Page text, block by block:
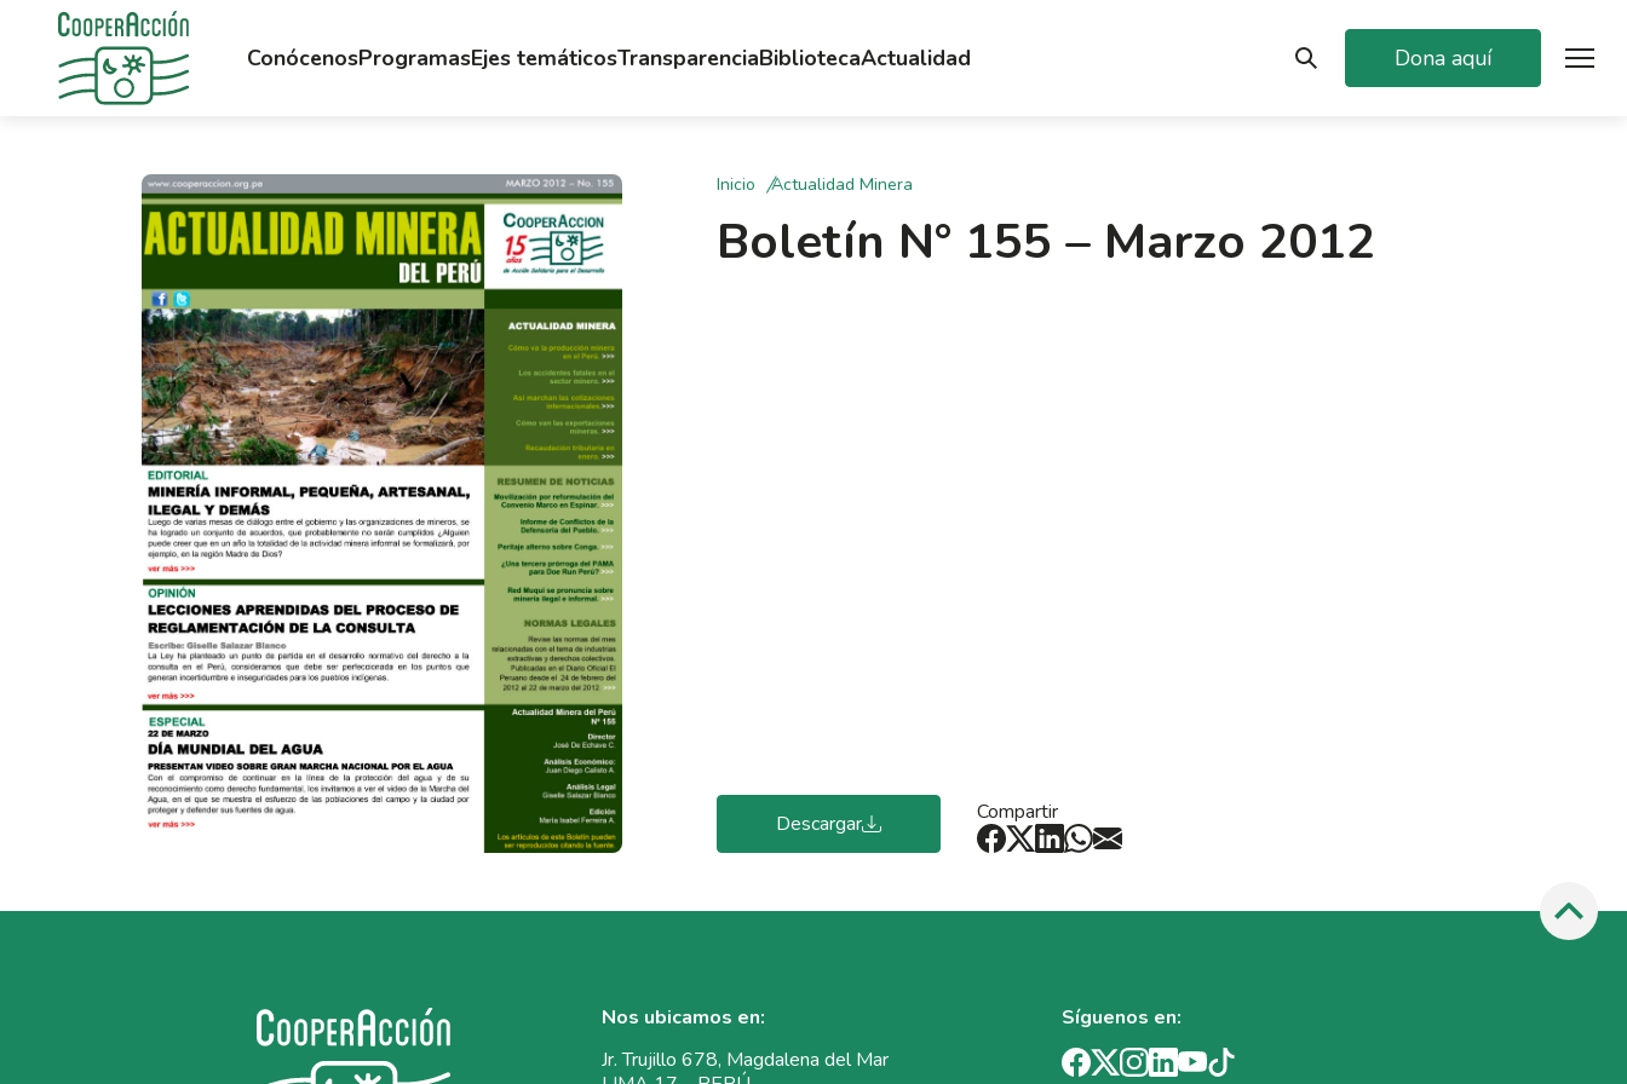
ConócenosProgramasEjes temáticosTransparenciaBibliotecaActualidad Dona aquí
Inicio Actualidad Minera
Boletín N° 155 – Marzo 2012
Descargar Compartir
Nos ubicamos en:
Jr. Trujillo 678, Magdalena del Mar
Síguenos en: